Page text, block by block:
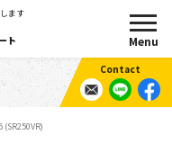
ます
ト
(SR250VR)